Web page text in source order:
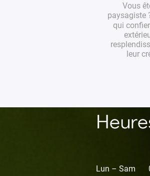
Vous
paysagiste
qui
leur
Lun – Sam